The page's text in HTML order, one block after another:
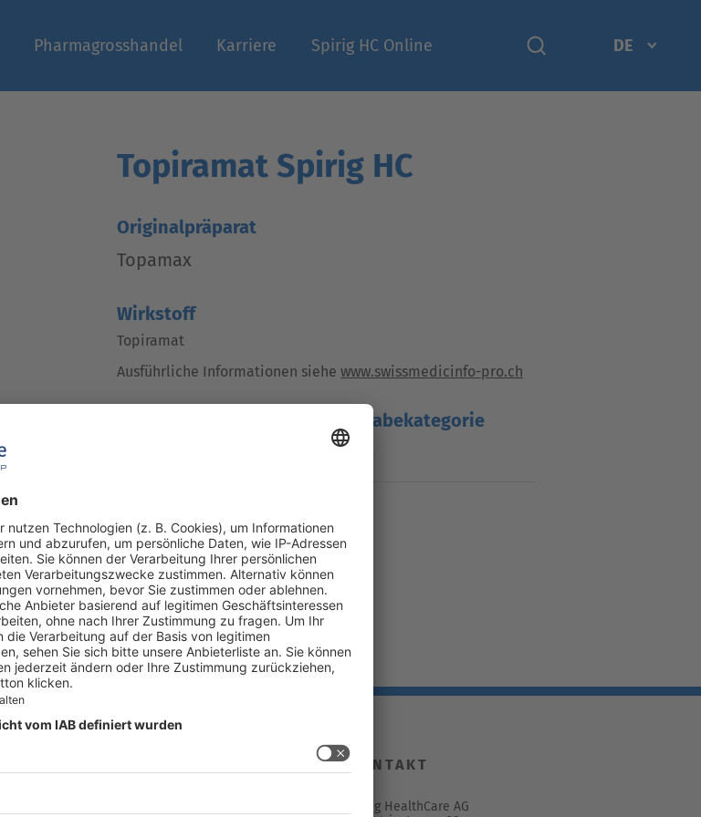
Pharmagrosshandel Karriere Spirig HC Online DE
Topiramat Spirig HC
Originalpräparat
Topamax
Wirkstoff
Topiramat
Ausführliche Informationen siehe www.swissmedicinfo-pro.ch
Abgabekategorie
B
x
KONTAKT
Spirig HealthCare AG